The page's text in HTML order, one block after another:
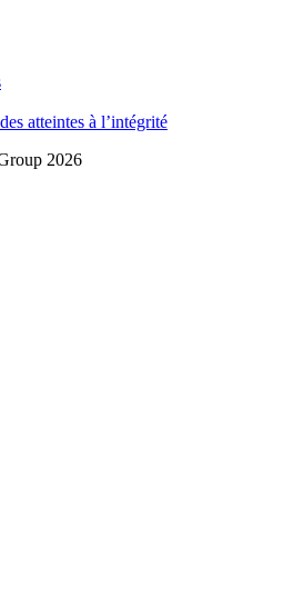
atteintes à l’intégrité
2026